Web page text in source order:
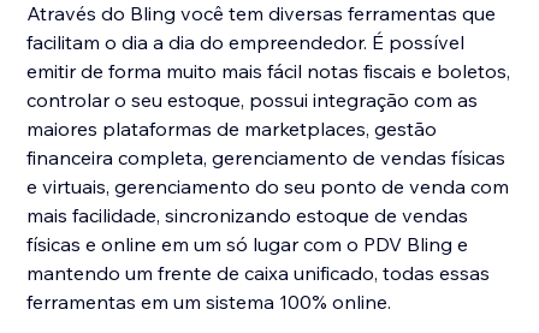
Através do Bling você tem diversas ferramentas que
facilitam o dia a dia do empreendedor. É possível
emitir de forma muito mais fácil notas fiscais e boletos,
controlar o seu estoque, possui integração com as
maiores plataformas de marketplaces, gestão
financeira completa, gerenciamento de vendas físicas
e virtuais, gerenciamento do seu ponto de venda com
mais facilidade, sincronizando estoque de vendas
físicas e online em um só lugar com o PDV Bling e
mantendo um frente de caixa unificado, todas essas
ferramentas em um sistema 100% online.